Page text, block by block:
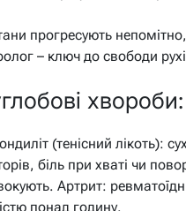
прогресують
– ключ до свободи
(тенісний лікоть):
біль при хваті чи
Артрит:
понад годину.